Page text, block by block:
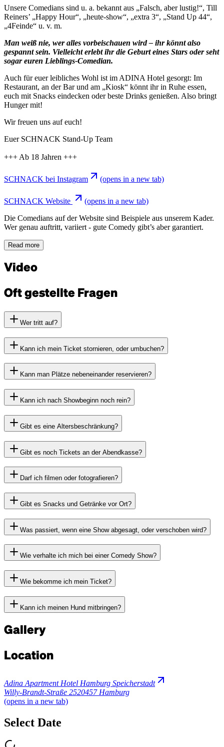
Unsere Comedians sind u. a. bekannt aus „Falsch, aber lustig!“, Till
Reiners’ „Happy Hour“, „heute-show“, „extra 3“, „Stand Up 44“,
„4Feinde“ u. v. m.
Man weiß nie, wer alles vorbeischauen wird – ihr könnt also
gespannt sein. Vielleicht erlebt ihr die Geburt eines Stars oder seht
sogar euren Lieblings-Comedian.
Auch für euer leibliches Wohl ist im ADINA Hotel gesorgt: Im
Restaurant, an der Bar und am „Kiosk“ könnt ihr in Ruhe essen,
euch mit Snacks eindecken oder beste Drinks genießen. Also bringt
Hunger mit!
Wir freuen uns auf euch!
Euer SCHNACK Stand-Up Team
+++ Ab 18 Jahren +++
SCHNACK bei Instagram (opens in a new tab)
SCHNACK Website
(opens in a new tab)
Die Comedians auf der Website sind Beispiele aus unserem Kader.
Wer genau auftritt, variiert - gute Comedy gibt’s aber garantiert.
Read more
Video
Oft gestellte Fragen
Wer tritt auf?
Kann ich mein Ticket stornieren, oder umbuchen?
Kann man Plätze nebeneinander reservieren?
Kann ich nach Showbeginn noch rein?
Gibt es eine Altersbeschränkung?
Gibt es noch Tickets an der Abendkasse?
Darf ich filmen oder fotografieren?
Gibt es Snacks und Getränke vor Ort?
Was passiert, wenn eine Show abgesagt, oder verschoben wird?
Wie verhalte ich mich bei einer Comedy Show?
Wie bekomme ich mein Ticket?
Kann ich meinen Hund mitbringen?
Gallery
Location
Adina Apartment Hotel Hamburg Speicherstadt
Willy-Brandt-Straße 2520457 Hamburg
(opens in a new tab)
Select Date